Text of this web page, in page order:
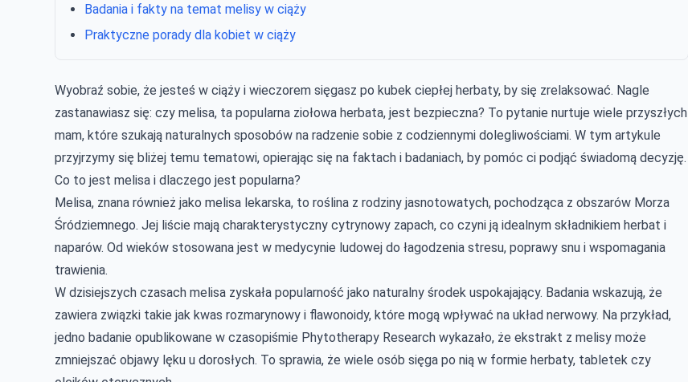
Badania i fakty na temat melisy w ciąży
Praktyczne porady dla kobiet w ciąży
Wyobraź sobie, że jesteś w ciąży i wieczorem sięgasz po kubek ciepłej herbaty, by się zrelaksować. Nagle
zastanawiasz się: czy melisa, ta popularna ziołowa herbata, jest bezpieczna? To pytanie nurtuje wiele przyszłych
mam, które szukają naturalnych sposobów na radzenie sobie z codziennymi dolegliwościami. W tym artykule
przyjrzymy się bliżej temu tematowi, opierając się na faktach i badaniach, by pomóc ci podjąć świadomą decyzję.
Co to jest melisa i dlaczego jest popularna?
Melisa, znana również jako melisa lekarska, to roślina z rodziny jasnotowatych, pochodząca z obszarów Morza
Śródziemnego. Jej liście mają charakterystyczny cytrynowy zapach, co czyni ją idealnym składnikiem herbat i
naparów. Od wieków stosowana jest w medycynie ludowej do łagodzenia stresu, poprawy snu i wspomagania
trawienia.
W dzisiejszych czasach melisa zyskała popularność jako naturalny środek uspokajający. Badania wskazują, że
zawiera związki takie jak kwas rozmarynowy i flawonoidy, które mogą wpływać na układ nerwowy. Na przykład,
jedno badanie opublikowane w czasopiśmie Phytotherapy Research wykazało, że ekstrakt z melisy może
zmniejszać objawy lęku u dorosłych. To sprawia, że wiele osób sięga po nią w formie herbaty, tabletek czy